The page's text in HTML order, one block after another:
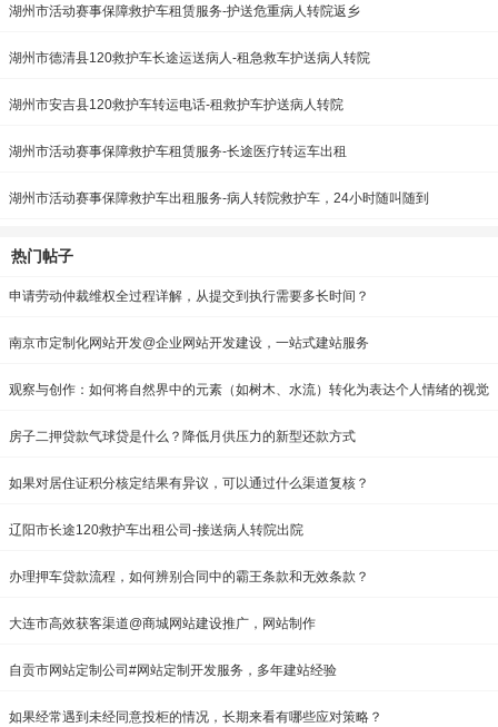
湖州市活动赛事保障救护车租赁服务-护送危重病人转院返乡
湖州市德清县120救护车长途运送病人-租急救车护送病人转院
湖州市安吉县120救护车转运电话-租救护车护送病人转院
湖州市活动赛事保障救护车租赁服务-长途医疗转运车出租
湖州市活动赛事保障救护车出租服务-病人转院救护车，24小时随叫随到
热门帖子
申请劳动仲裁维权全过程详解，从提交到执行需要多长时间？
南京市定制化网站开发@企业网站开发建设，一站式建站服务
观察与创作：如何将自然界中的元素（如树木、水流）转化为表达个人情绪的视觉
符号？
房子二押贷款气球贷是什么？降低月供压力的新型还款方式
如果对居住证积分核定结果有异议，可以通过什么渠道复核？
辽阳市长途120救护车出租公司-接送病人转院出院
办理押车贷款流程，如何辨别合同中的霸王条款和无效条款？
大连市高效获客渠道@商城网站建设推广，网站制作
自贡市网站定制公司#网站定制开发服务，多年建站经验
如果经常遇到未经同意投柜的情况，长期来看有哪些应对策略？